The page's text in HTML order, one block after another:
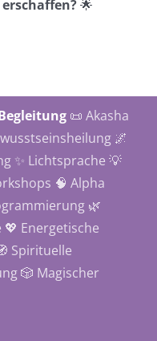
🌟
📜 Akasha
🌌
✨ Lichtsprache 💡
🧠 Alpha
🌿
💖 Energetische
Spirituelle
🎲 Magischer